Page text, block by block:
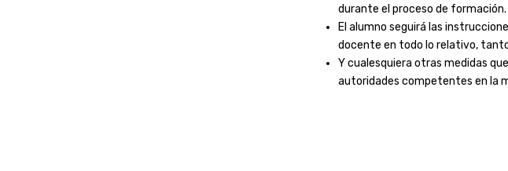
durante el proceso de formación.
El alumno seguirá las
docente en todo lo relativo,
Y cualesquiera otras medidas
autoridades competentes en la